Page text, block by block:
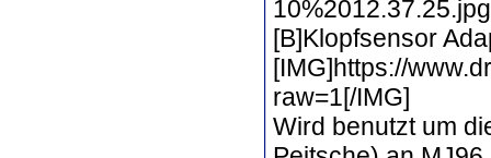
[B]Klopfsensor
[IMG]https://
raw=1[/IMG]
Wird benutzt um